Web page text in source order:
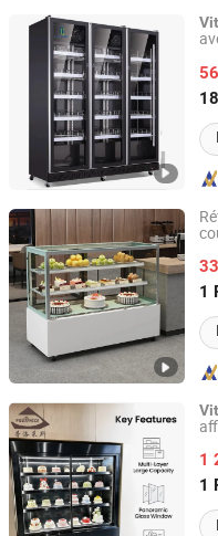
Guangdong Double
Guangdong, China
1
Beijing Yitongren Electric
Beijing, China
1
1
Guangdong Puluolaisi
Guangdong, China